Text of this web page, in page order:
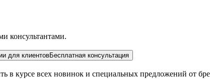
консультантами.
для клиентовБесплатная консультация
в курсе всех новинок и специальных предложений от